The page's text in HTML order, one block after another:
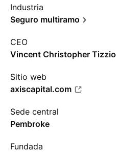
Industria
Seguro multiramo
CEO
Vincent Christopher Tizzio
Sitio web
axiscapital.com
Sede central
Pembroke
Fundada